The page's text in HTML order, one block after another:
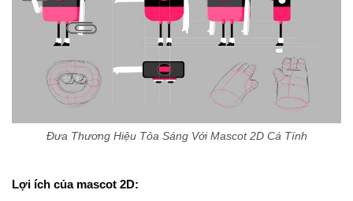
Đưa Thương Hiệu Tỏa Sáng Với Mascot 2D Cá Tính
Lợi ích của mascot 2D: